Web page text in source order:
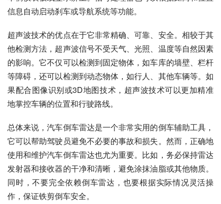
信息自动启动刹车或导航系统等功能。
超声波技术的优点在于它非常精确、可靠、安全。相较于其
他检测方法，超声波信号不受天气、光照、温度等自然因素
的影响。它不仅可以检测到固定物体，如车库的墙壁、栏杆
等障碍，还可以检测到动态物体，如行人、其他车辆等。如
果配合图像识别或3D地图技术，超声波技术可以更加精准
地掌控车辆的位置和行驶路线。
总体来说，汽车倒车雷达是一个非常实用的倒车辅助工具，
它可以帮助驾驶员避免不必要的事故和损失。然而，正确地
使用和维护汽车倒车雷达也尤为重要。比如，务必保持雷达
发射器和接收器的干净和清晰，避免涂抹油脂或其他物质。
同时，不要完全依赖倒车雷达，也要根据实际情况灵活操
作，保证铁剪倒车安全。